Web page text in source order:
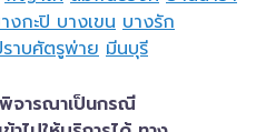
งกะปิ บางเขน บางรัก
าบศัตรูพ่าย มีนบุรี
จารณาเป็นกรณี